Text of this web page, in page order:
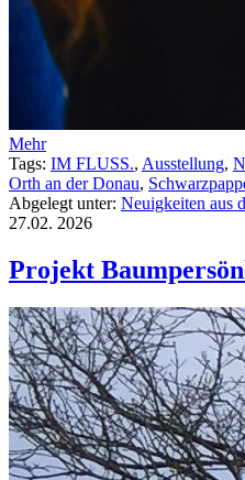
Mehr
Tags: IM FLUSS., Ausstellung,
Orth an der Donau,
Abgelegt unter: Neuigkeiten aus
27.02. 2026
Projekt